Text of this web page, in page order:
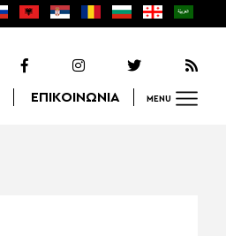
ΕΠΙΚΟΙΝΩΝΙΑ MENU